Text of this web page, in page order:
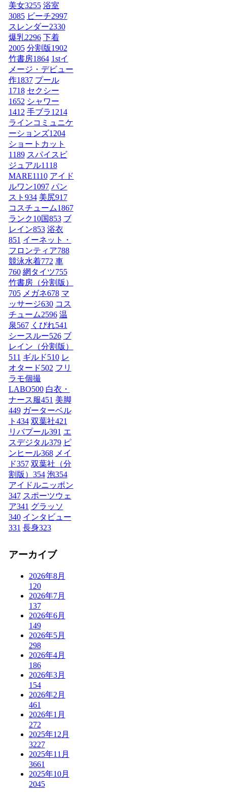
美女3255 浴室
3085 ビーチ2997
スレンダー2330
爆乳2296 下着
2005 分割版1902
竹書房1864 1stイ
メージ・デビュー
作1837 プール
1718 セクシー
1652 シャワー
1412 手ブラ1214
ラインコミュニケ
ーションズ1204
ショートカット
1189 スパイスビ
ジュアル1118
MARE1110 アイド
ルワン1097 パン
スト 934 美尻917
コスチューム1867
ランク10国853 ブ
レイン853 浴衣
851 イーネット・
フロンティア788
競泳水着772 車
760 網タイツ755
竹書房（分割版）
705 メガネ678 マ
ッサージ630 コス
チューム2596 温
泉567 くびれ541
シースルー526 ブ
レイン（分割版）
511 ギルド510 レ
オタード502 フリ
ラモ個撮
LABO500 白衣・
ナース服451 美脚
449 ガーターベル
ト 434 双葉社421
リバプール391 エ
スデジタル379 ピ
ンヒール368 メイ
ド357 双葉社（分
割版） 354 泡354
アイドルニッポン
347 スポーツウェ
ア341 グラッソ
340 インタビュー
331 長身323
アーカイブ
2026年8月
120
2026年7月
137
2026年6月
149
2026年5月
298
2026年4月
186
2026年3月
154
2026年2月
461
2026年1月
272
2025年12月
3227
2025年11月
3661
2025年10月
2045